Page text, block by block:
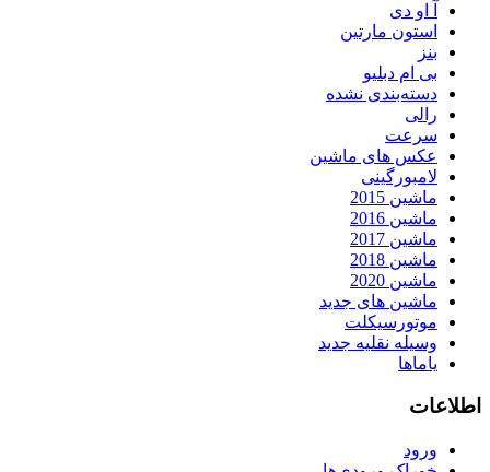
آ او دی
استون مارتین
بنز
بی ام دبلیو
دسته‌بندی نشده
رالی
سرعت
عکس های ماشین
لامبورگینی
ماشین 2015
ماشین 2016
ماشین 2017
ماشین 2018
ماشین 2020
ماشین های جدید
موتورسیکلت
وسیله نقلیه جدید
یاماها
اطلاعات
ورود